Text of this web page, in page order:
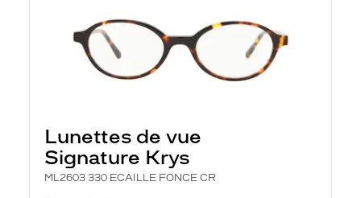
Lunettes de vue
Signature Krys
ML2603 330 ECAILLE FONCE CR